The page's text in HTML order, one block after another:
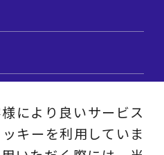
により良いサービス
キーを利用していま